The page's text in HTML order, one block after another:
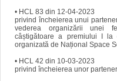
• HCL 83 din 12-04-2023
privind încheierea unui
vederea organizării unei
câștigătoare a premiului I la
organizată de Național Space
• HCL 42 din 10-03-2023
privind încheierea unor